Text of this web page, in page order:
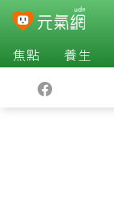
焦點 養生